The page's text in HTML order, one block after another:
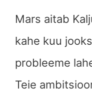
Mars aitab
kahe kuu
probleeme
Teie